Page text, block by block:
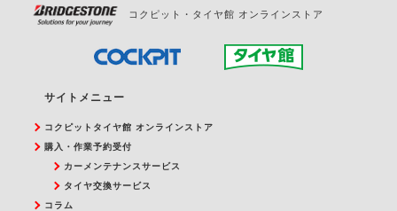
コクピット・タイヤ館 オンラインストア
サイトメニュー
コクピットタイヤ館 オンラインストア
購入・作業予約受付
カーメンテナンスサービス
タイヤ交換サービス
コラム